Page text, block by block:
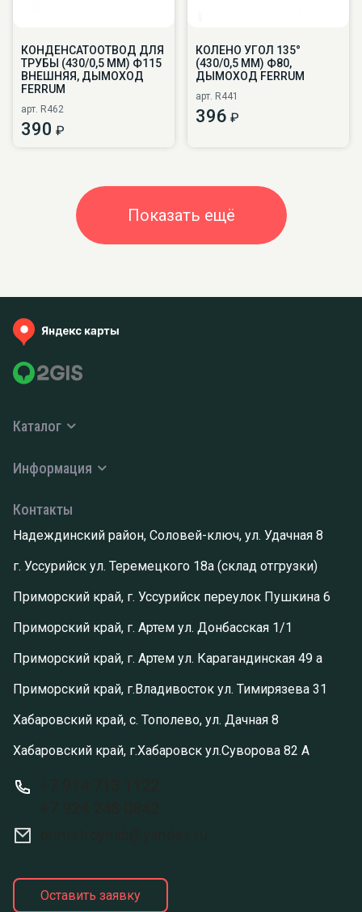
КОНДЕНСАТООТВОД ДЛЯ
ТРУБЫ (430/0,5 ММ) Ф115
ВНЕШНЯЯ, ДЫМОХОД
FERRUM
арт. R462
390 ₽
КОЛЕНО УГОЛ 135°
(430/0,5 ММ) Ф80,
ДЫМОХОД FERRUM
арт. R441
396 ₽
Показать ещё
Каталог
Информация
Контакты
Надеждинский район, Соловей-ключ, ул. Удачная 8
г. Уссурийск ул. Теремецкого 18а (склад отгрузки)
Приморский край, г. Уссурийск переулок Пушкина 6
Приморский край, г. Артем ул. Донбасская 1/1
Приморский край, г. Артем ул. Карагандинская 49 а
Приморский край, г.Владивосток ул. Тимирязева 31
Хабаровский край, с. Тополево, ул. Дачная 8
Хабаровский край, г.Хабаровск ул.Суворова 82 А
Оставить заявку